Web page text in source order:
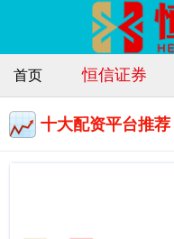
首页 恒信证券
十大配资平台推荐